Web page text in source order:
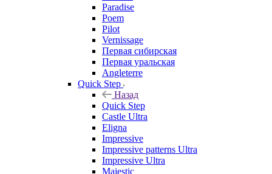
Paradise
Poem
Pilot
Vernissage
Первая сибирская
Первая уральская
Angleterre
Quick Step
Назад
Quick Step
Castle Ultra
Eligna
Impressive
Impressive patterns Ultra
Impressive Ultra
Majestic